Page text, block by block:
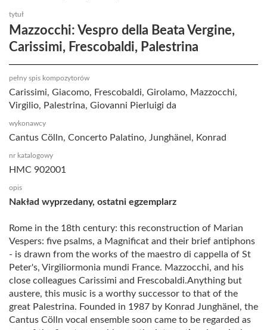
tytuł
Mazzocchi: Vespro della Beata Vergine,
Carissimi, Frescobaldi, Palestrina
pełny spis kompozytorów
Carissimi, Giacomo, Frescobaldi, Girolamo, Mazzocchi,
Virgilio, Palestrina, Giovanni Pierluigi da
wykonawcy
Cantus Cölln, Concerto Palatino, Junghänel, Konrad
nr katalogowy
HMC 902001
opis
Nakład wyprzedany, ostatni egzemplarz
Rome in the 18th century: this reconstruction of Marian
Vespers: five psalms, a Magnificat and their brief antiphons
- is drawn from the works of the maestro di cappella of St
Peter's, Virgiliormonia mundi France. Mazzocchi, and his
close colleagues Carissimi and Frescobaldi.Anything but
austere, this music is a worthy successor to that of the
great Palestrina. Founded in 1987 by Konrad Junghänel, the
Cantus Cölln vocal ensemble soon came to be regarded as